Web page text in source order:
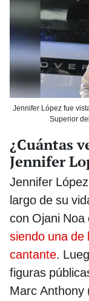
Jennifer López fue
Superior
¿Cuántas
Jennifer
Jennifer
largo de su
con Ojani Noa
siendo una de
cantante.
figuras
Marc Anthony